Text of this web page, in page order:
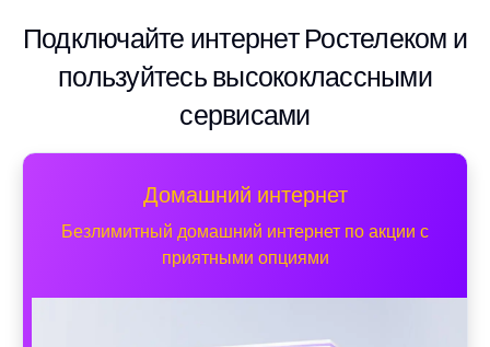
Подключайте интернет Ростелеком и
пользуйтесь высококлассными
сервисами
Домашний интернет
Безлимитный домашний интернет по акции с
приятными опциями